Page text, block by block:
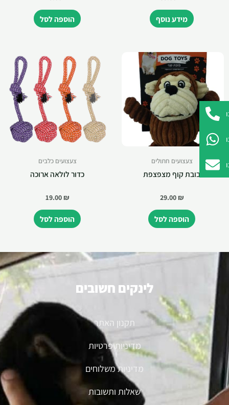
מידע נוסף הוספה לסל
צעצועים חתולים
בובת קוף מצפצפת
29.00₪
הוספה לסל
צעצועים כלבים
כדור לולאה ארוכה
19.00₪
הוספה לסל
לינקים חשובים
תקנון האתר
מדיניות פרטיות
מדיניות משלוחים
שאלות ותשובות